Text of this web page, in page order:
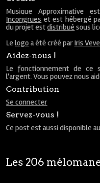
Musique Approximative
Incongrues et est hébergé
du projet estdistribué sous
Lelogo a été créé par Iris
Aidez-nous !
Le fonctionnement de ce
l'argent. Vous pouvez nous
Contribution
Se connecter
Servez-vous !
Ce post est aussi disponible
Les 206